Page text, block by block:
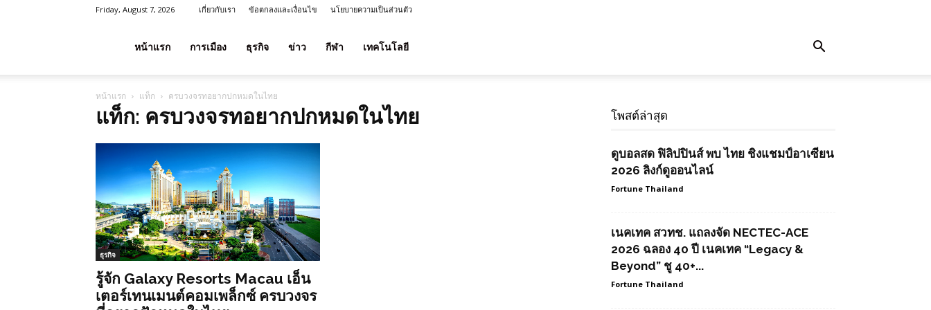
Friday, August 7, 2026 เกี่ยวกับเรา ข้อตกลงและเงื่อนไข นโยบายความเป็นส่วนตัว
ลาภ
ประเทศไทย
หน้าแรก การเมือง ธุรกิจ ข่าว กีฬา เทคโนโลยี
หน้าแรก แท็ก ครบวงจรทอยากปกหมดในไทย
แท็ก: ครบวงจรทอยากปกหมดในไทย
ธุรกิจ
รู้จัก Galaxy Resorts Macau เอ็น
เตอร์เทนเมนต์คอมเพล็กซ์ ครบวงจร
โพสต์ล่าสุด
ดูบอลสด ฟิลิปปินส์ พบ ไทย ชิงแชมป์อาเซียน
2026 ลิงก์ดูออนไลน์
Fortune Thailand
เนคเทค สวทช. แถลงจัด NECTEC-ACE
2026 ฉลอง 40 ปี เนคเทค “Legacy &
Beyond” ชู 40+...
Fortune Thailand